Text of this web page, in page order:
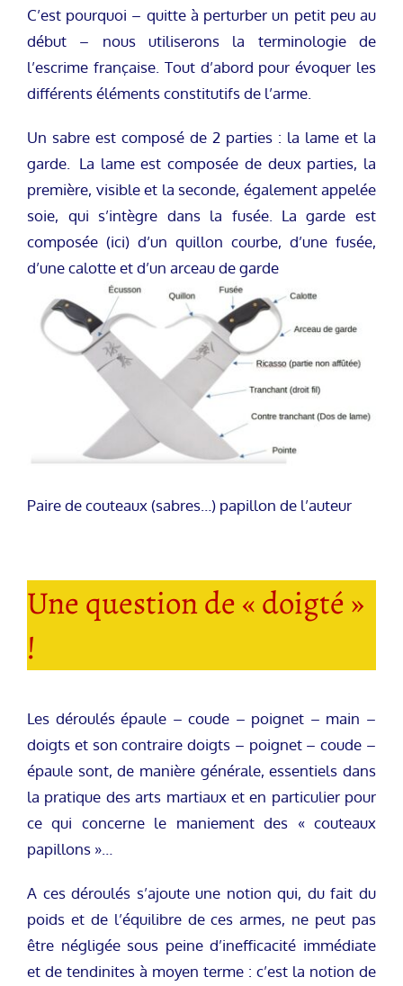
C’est pourquoi – quitte à perturber un petit peu au
début – nous utiliserons la terminologie de
l’escrime française. Tout d’abord pour évoquer les
différents éléments constitutifs de l’arme.
Un sabre est composé de 2 parties : la lame et la
garde. La lame est composée de deux parties, la
première, visible et la seconde, également appelée
soie, qui s’intègre dans la fusée. La garde est
composée (ici) d’un quillon courbe, d’une fusée,
d’une calotte et d’un arceau de garde
Paire de couteaux (sabres…) papillon de l’auteur
Une question de « doigté »
!
Les déroulés épaule – coude – poignet – main –
doigts et son contraire doigts – poignet – coude –
épaule sont, de manière générale, essentiels dans
la pratique des arts martiaux et en particulier pour
ce qui concerne le maniement des « couteaux
papillons »…
A ces déroulés s’ajoute une notion qui, du fait du
poids et de l’équilibre de ces armes, ne peut pas
être négligée sous peine d’inefficacité immédiate
et de tendinites à moyen terme : c’est la notion de